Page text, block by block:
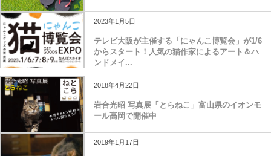
2023年1月5日
テレビ大阪が主催する「にゃんこ博覧会」が1/6
からスタート！人気の猫作家によるアート＆ハ
ンドメイ...
2018年4月22日
岩合光昭 写真展「とらねこ」富山県のイオンモ
ール高岡で開催中
2019年1月17日